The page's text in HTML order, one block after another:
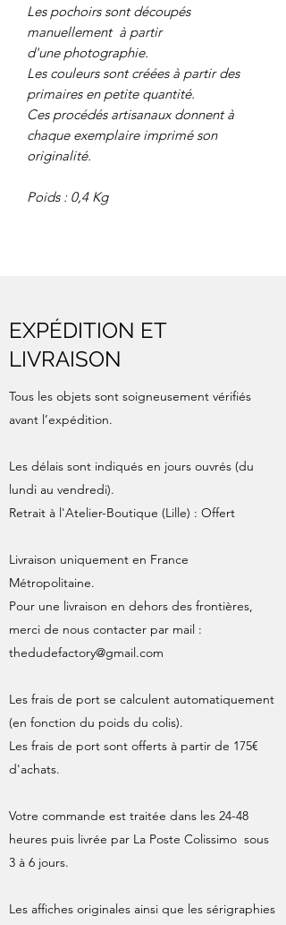
Les pochoirs sont découpés
manuellement à partir
d'une photographie.
Les couleurs sont créées à partir des
primaires en petite quantité.
Ces procédés artisanaux donnent à
chaque exemplaire imprimé son
originalité.
Poids : 0,4 Kg
EXPÉDITION ET
LIVRAISON
Tous les objets sont soigneusement vérifiés
avant l’expédition.
Les délais sont indiqués en jours ouvrés (du
lundi au vendredi).
Retrait à l'Atelier-Boutique (Lille) : Offert
Livraison uniquement en France
Métropolitaine.
Pour une livraison en dehors des frontières,
merci de nous contacter par mail :
thedudefactory@gmail.com
Les frais de port se calculent automatiquement
(en fonction du poids du colis).
Les frais de port sont offerts à partir de 175€
d'achats.
Votre commande est traitée dans les 24-48
heures puis livrée par La Poste Colissimo sous
3 à 6 jours.
Les affiches originales ainsi que les sérigraphies